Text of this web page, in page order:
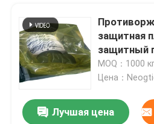
защитная
защитный
MOQ：1000
Цена：
Лучшая цена